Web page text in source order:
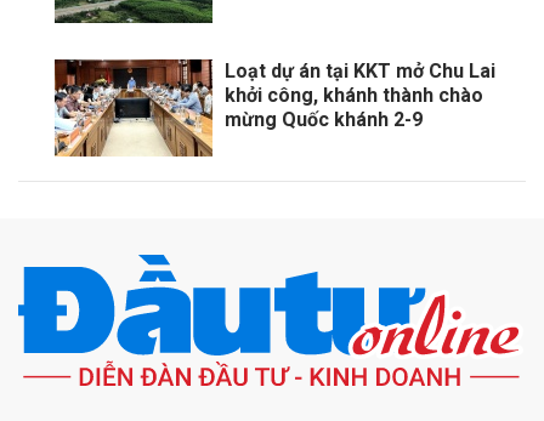
Loạt dự án tại KKT mở Chu Lai
khởi công, khánh thành chào
mừng Quốc khánh 2-9